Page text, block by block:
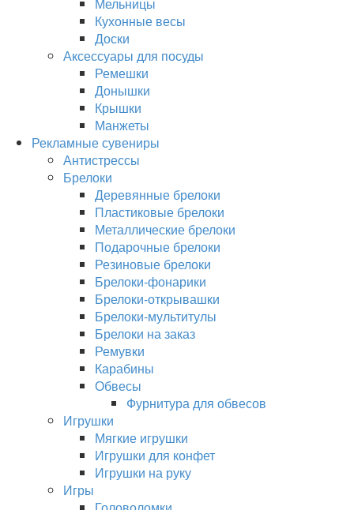
Кухонные весы
Доски
Аксессуары для посуды
Ремешки
Донышки
Крышки
Манжеты
Рекламные сувениры
Антистрессы
Брелоки
Деревянные брелоки
Пластиковые брелоки
Металлические брелоки
Подарочные брелоки
Резиновые брелоки
Брелоки-фонарики
Брелоки-открывашки
Брелоки-мультитулы
Брелоки на заказ
Ремувки
Карабины
Обвесы
Фурнитура для обвесов
Игрушки
Мягкие игрушки
Игрушки для конфет
Игрушки на руку
Игры